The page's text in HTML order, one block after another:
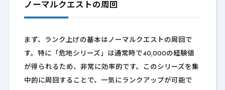
ノーマルクエストの周回
まず、ランク上げの基本はノーマルクエストの周回で
す。特に「危地シリーズ」は通常時で40,000の経験値
が得られるため、非常に効率的です。このシリーズを集
中的に周回することで、一気にランクアップが可能で